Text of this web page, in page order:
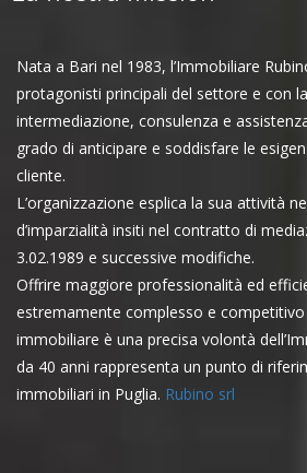
Nata a Bari nel 1983, l’Immobiliare
protagonisti principali del settore e con
intermediazione, consulenza e
grado di anticipare e soddisfare le
cliente.
L’organizzazione esplica la sua attività
d’imparzialità insiti nel contratto di
3.02.1989 e successive modifiche.
Offrire maggiore professionalità ed
estremamente complesso e
immobiliare è una precisa volontà
da 40 anni rappresenta un punto di
immobiliari in Puglia. Rubino srl